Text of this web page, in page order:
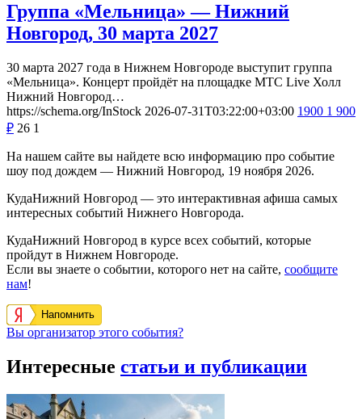
Группа «Мельница» — Нижний
Новгород, 30 марта 2027
30 марта 2027 года в Нижнем Новгороде выступит группа
«Мельница». Концерт пройдёт на площадке МТС Live Холл
Нижний Новгород…
https://schema.org/InStock 2026-07-31T03:22:00+03:00 1900 1 900
₽ 26 1
На нашем сайте вы найдете всю информацию про событие
шоу под дождем — Нижний Новгород, 19 ноября 2026.
КудаНижний Новгород — это интерактивная афиша самых
интересных событий Нижнего Новгорода.
КудаНижний Новгород в курсе всех событий, которые
пройдут в Нижнем Новгороде.
Если вы знаете о событии, которого нет на сайте, сообщите
нам!
Напомнить
Вы организатор этого события?
Интересные статьи и публикации